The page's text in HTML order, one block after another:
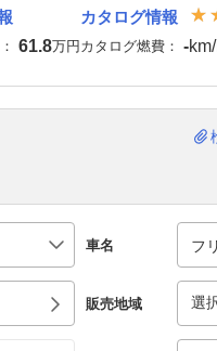
61.8万円
カタログ情報
カタログ燃費： -
車名
販売地域 選